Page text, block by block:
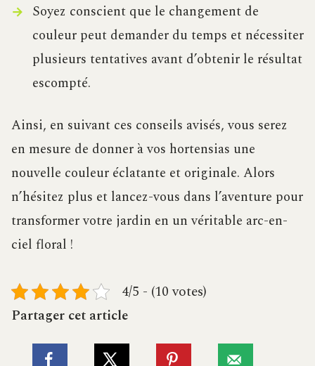
Soyez conscient que le changement de
couleur peut demander du temps et nécessiter
plusieurs tentatives avant d’obtenir le résultat
escompté.
Ainsi, en suivant ces conseils avisés, vous serez
en mesure de donner à vos hortensias une
nouvelle couleur éclatante et originale. Alors
n’hésitez plus et lancez-vous dans l’aventure pour
transformer votre jardin en un véritable arc-en-
ciel floral !
4/5 - (10 votes)
Partager cet article